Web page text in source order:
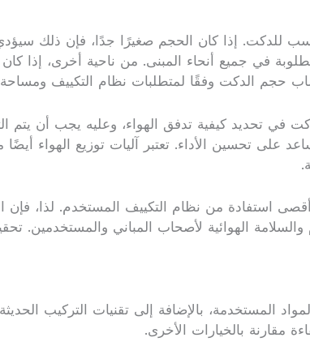
للدكت. إذا كان الحجم صغيرًا جدًا، فإن ذلك
في جميع أنحاء المبنى. من ناحية أخرى، إذا
حجم الدكت وفقًا لمتطلبات نظام التكييف
في تحديد كيفية تدفق الهواء، وعليه يجب أن
على تحسين الأداء. تعتبر آليات توزيع الهواء
استفادة من نظام التكييف المستخدم. لذا، فإن
والسلامة الهوائية لأصحاب المباني
المستخدمة، بالإضافة إلى تقنيات التركيب
مقارنة بالخيارات الأخرى.